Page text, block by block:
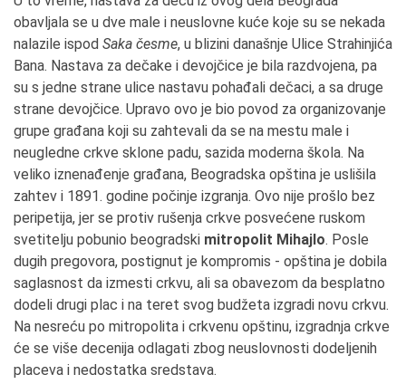
obavljala se u dve male i neuslovne kuće koje su se nekada
nalazile ispod Saka česme, u blizini današnje Ulice Strahinjića
Bana. Nastava za dečake i devojčice je bila razdvojena, pa
su s jedne strane ulice nastavu pohađali dečaci, a sa druge
strane devojčice. Upravo ovo je bio povod za organizovanje
grupe građana koji su zahtevali da se na mestu male i
neugledne crkve sklone padu, sazida moderna škola. Na
veliko iznenađenje građana, Beogradska opština je uslišila
zahtev i 1891. godine počinje izgranja. Ovo nije prošlo bez
peripetija, jer se protiv rušenja crkve posvećene ruskom
svetitelju pobunio beogradski mitropolit Mihajlo. Posle
dugih pregovora, postignut je kompromis - opština je dobila
saglasnost da izmesti crkvu, ali sa obavezom da besplatno
dodeli drugi plac i na teret svog budžeta izgradi novu crkvu.
Na nesreću po mitropolita i crkvenu opštinu, izgradnja crkve
će se više decenija odlagati zbog neuslovnosti dodeljenih
placeva i nedostatka sredstava.